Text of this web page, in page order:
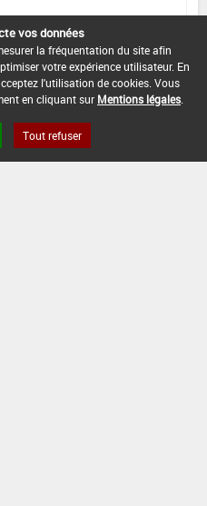
:
vos données
la fréquentation du site afin
votre expérience utilisateur. En
l'utilisation de cookies. Vous
en cliquant sur Mentions légales
Tout refuser